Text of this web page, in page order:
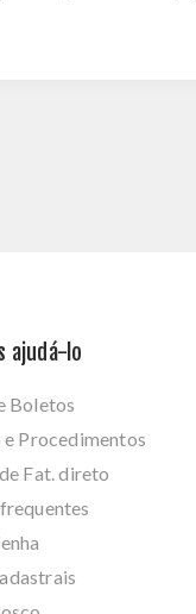
ajudá-lo
Boletos
Procedimentos
Fat. direto